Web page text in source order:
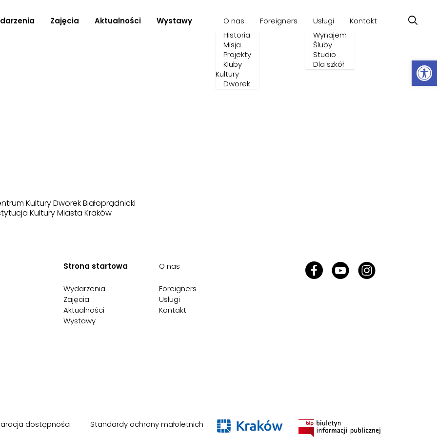
Zajęcia Aktualności Wystawy
O nas
Historia
Misja
Projekty
Kluby
Kultury
Dworek
Foreigners
Usługi
Wynajem
Śluby
Studio
Dla szkół
Kontakt
Kultury Dworek Białoprądnicki
Kultury Miasta Kraków
Strona startowa
Wydarzenia
Zajęcia
Aktualności
Wystawy
O nas
Foreigners
Usługi
Kontakt
dostępności Standardy ochrony małoletnich